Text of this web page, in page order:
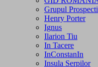
Grupul
Henry Porter
Ignus
Ilarion Tiu
In Tacere
InConstanIn
Insula Serpilor